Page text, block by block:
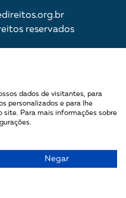
reservados
site
uso
dados de visitantes, para
personalizados e para lhe
site. Para mais informações sobre
Negar